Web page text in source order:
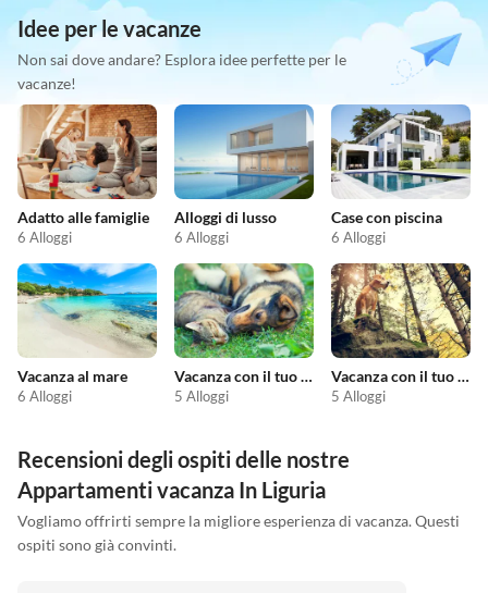
Idee per le vacanze
Non sai dove andare? Esplora idee perfette per le
vacanze!
Adatto alle famiglie
6 Alloggi
Alloggi di lusso
6 Alloggi
Case con piscina
6 Alloggi
Vacanza al mare
6 Alloggi
Vacanza con il tuo animale domestico
5 Alloggi
Vacanza con il tuo cane
5 Alloggi
Recensioni degli ospiti delle nostre
Appartamenti vacanza In Liguria
Vogliamo offrirti sempre la migliore esperienza di vacanza. Questi
ospiti sono già convinti.